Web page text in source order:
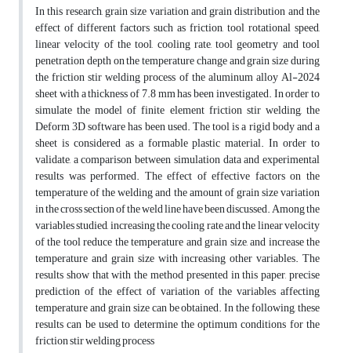
In this research, grain size variation and grain distribution and the
effect of different factors such as friction, tool rotational speed,
linear velocity of the tool, cooling rate, tool geometry and tool
penetration depth on the temperature change and grain size during
the friction stir welding process of the aluminum alloy Al-2024
sheet with a thickness of 7.8 mm has been investigated. In order to
simulate the model of finite element friction stir welding, the
Deform 3D software has been used. The tool is a rigid body and a
sheet is considered as a formable plastic material. In order to
validate, a comparison between simulation data and experimental
results was performed. The effect of effective factors on the
temperature of the welding and the amount of grain size variation
in the cross section of the weld line have been discussed. Among the
variables studied, increasing the cooling rate and the linear velocity
of the tool reduce the temperature and grain size, and increase the
temperature and grain size with increasing other variables. The
results show that with the method presented in this paper, precise
prediction of the effect of variation of the variables affecting
temperature and grain size can be obtained. In the following, these
results can be used to determine the optimum conditions for the
friction stir welding process